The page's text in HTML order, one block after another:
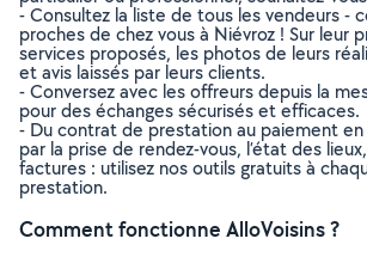
- Consultez la liste de tous les vendeurs -
proches de chez vous à Niévroz ! Sur leur
services proposés, les photos de leurs
et avis laissés par leurs clients.
- Conversez avec les offreurs depuis la
pour des échanges sécurisés et efficaces.
- Du contrat de prestation au paiement en
par la prise de rendez-vous, l’état des
factures : utilisez nos outils gratuits à
prestation.
Comment fonctionne AlloVoisins ?